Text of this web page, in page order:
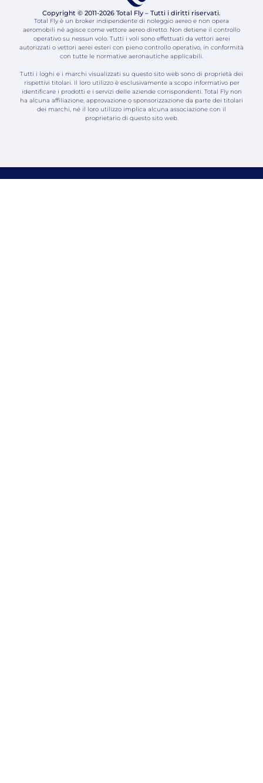
Copyright © 2011-2026 Total Fly – Tutti i diritti riservati.
Total Fly è un broker indipendente di noleggio aereo e non opera
aeromobili né agisce come vettore aereo diretto. Non detiene il controllo
operativo su nessun volo. Tutti i voli sono effettuati da vettori aerei
autorizzati o vettori aerei esteri con pieno controllo operativo, in conformità
con tutte le normative aeronautiche applicabili.
Tutti i loghi e i marchi visualizzati su questo sito web sono di proprietà dei
rispettivi titolari. Il loro utilizzo è esclusivamente a scopo informativo per
identificare i prodotti e i servizi delle aziende corrispondenti. Total Fly non
ha alcuna affiliazione, approvazione o sponsorizzazione da parte dei titolari
dei marchi, né il loro utilizzo implica alcuna associazione con il
proprietario di questo sito web.